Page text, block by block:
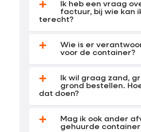
Ik heb een vraag
factuur, bij wie kan
terecht?
Wie is er
voor de container?
Ik wil graag zand,
grond bestellen.
dat doen?
Mag ik ook ander
gehuurde container